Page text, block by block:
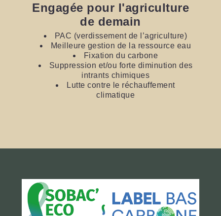
Engagée pour l'agriculture
de demain
PAC (verdissement de l’agriculture)
Meilleure gestion de la ressource eau
Fixation du carbone
Suppression et/ou forte diminution des
intrants chimiques
Lutte contre le réchauffement
climatique